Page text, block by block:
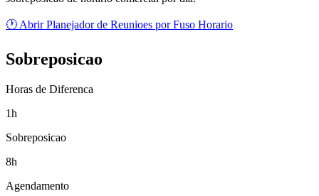
🕐 Abrir Planejador de Reunioes por Fuso Horario
Sobreposicao
Horas de Diferenca
1h
Sobreposicao
8h
Agendamento